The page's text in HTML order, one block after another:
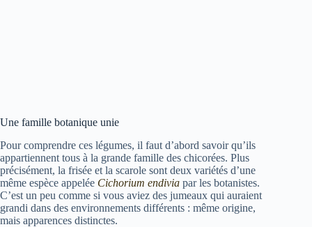
Une famille botanique unie
Pour comprendre ces légumes, il faut d’abord savoir qu’ils
appartiennent tous à la grande famille des chicorées. Plus
précisément, la frisée et la scarole sont deux variétés d’une
même espèce appelée Cichorium endivia par les botanistes.
C’est un peu comme si vous aviez des jumeaux qui auraient
grandi dans des environnements différents : même origine,
mais apparences distinctes.